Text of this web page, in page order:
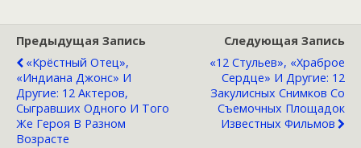
Предыдущая Запись
«Крёстный Отец»,
«Индиана Джонс» И
Другие: 12 Актеров,
Сыгравших Одного И Того
Же Героя В Разном
Возрасте
Следующая Запись
«12 Стульев», «Храброе
Сердце» И Другие: 12
Закулисных Снимков Со
Съемочных Площадок
Известных Фильмов